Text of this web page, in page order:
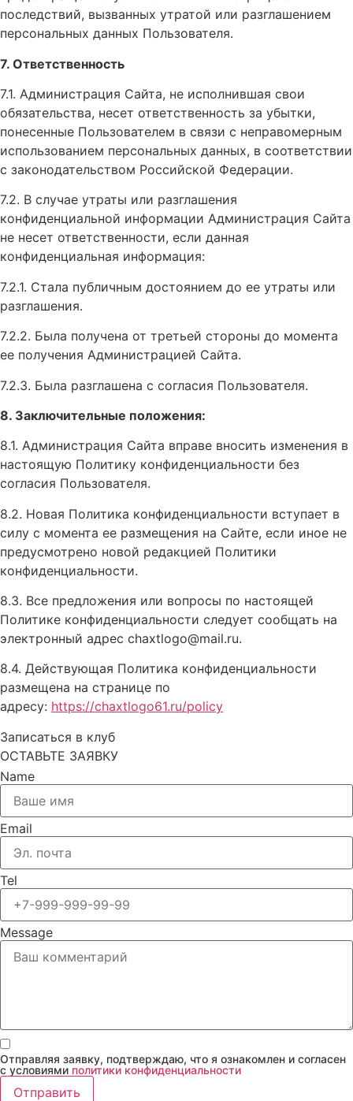
последствий, вызванных утратой или разглашением
персональных данных Пользователя.
7. Ответственность
7.1. Администрация Сайта, не исполнившая свои
обязательства, несет ответственность за убытки,
понесенные Пользователем в связи с неправомерным
использованием персональных данных, в соответствии
с законодательством Российской Федерации.
7.2. В случае утраты или разглашения
конфиденциальной информации Администрация Сайта
не несет ответственности, если данная
конфиденциальная информация:
7.2.1. Стала публичным достоянием до ее утраты или
разглашения.
7.2.2. Была получена от третьей стороны до момента
ее получения Администрацией Сайта.
7.2.3. Была разглашена с согласия Пользователя.
8. Заключительные положения:
8.1. Администрация Сайта вправе вносить изменения в
настоящую Политику конфиденциальности без
согласия Пользователя.
8.2. Новая Политика конфиденциальности вступает в
силу с момента ее размещения на Сайте, если иное не
предусмотрено новой редакцией Политики
конфиденциальности.
8.3. Все предложения или вопросы по настоящей
Политике конфиденциальности следует сообщать на
электронный адрес chaxtlogo@mail.ru.
8.4. Действующая Политика конфиденциальности
размещена на странице по
адресу: https://chaxtlogo61.ru/policy
Записаться в клуб
ОСТАВЬТЕ ЗАЯВКУ
Name
Email
Tel
Message
Отправляя заявку, подтверждаю, что я ознакомлен и согласен
с условиями политики конфиденциальности
Отправить